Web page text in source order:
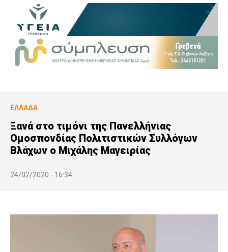
ΕΛΛΆΔΑ
Ξανά στο τιμόνι της Πανελλήνιας
Ομοσπονδίας Πολιτιστικών Συλλόγων
Βλάχων ο Μιχάλης Μαγειρίας
24/02/2020 - 16:34